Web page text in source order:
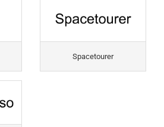
Spacetourer